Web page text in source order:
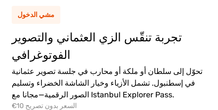
مشي الدخول
تجربة تنقّس الزي العثماني والتصوير
الفوتوغرافي
تحوّل إلى سلطان أو ملكة أو محارب في جلسة تصوير عثمانية
في إسطنبول. تشمل الأزياء وخيار الشاشة الخضراء وتسليم
الصور الرقمية—مجانا مع Istanbul Explorer Pass.
€10 السعر بدون تصريح
0.00€
0.00€